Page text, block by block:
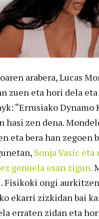
arabera, Lucas
zuen eta hori dela
“Errusiako
hasi zen dena.
eta bera han zegoen
Sonja Vasíc
genuela esan zigun.
Fisikoki ongi
ekarri zizkidan bai
erraten zidan eta